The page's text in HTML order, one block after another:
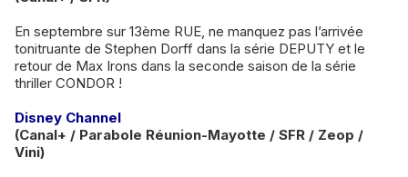
En septembre sur 13ème RUE, ne manquez pas l’arrivée
tonitruante de Stephen Dorff dans la série DEPUTY et le
retour de Max Irons dans la seconde saison de la série
thriller CONDOR !
Disney Channel
(Canal+ / Parabole Réunion-Mayotte / SFR / Zeop /
Vini)